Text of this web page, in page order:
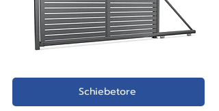
Schiebetore